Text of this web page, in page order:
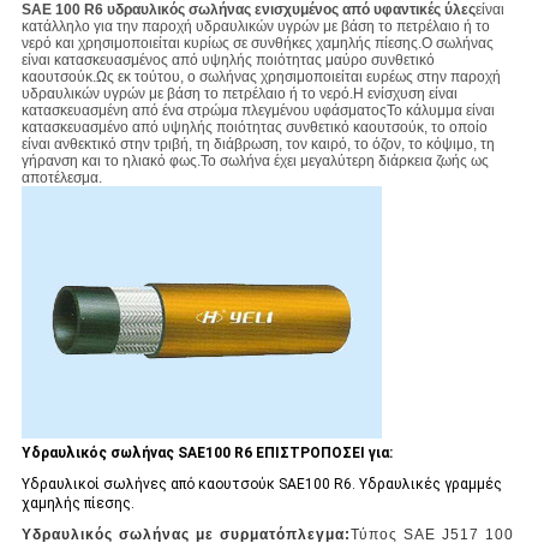
SAE 100 R6 υδραυλικός σωλήνας ενισχυμένος από υφαντικές ύλεςείναι
κατάλληλο για την παροχή υδραυλικών υγρών με βάση το πετρέλαιο ή το
νερό και χρησιμοποιείται κυρίως σε συνθήκες χαμηλής πίεσης.Ο σωλήνας
είναι κατασκευασμένος από υψηλής ποιότητας μαύρο συνθετικό
καουτσούκ.Ως εκ τούτου, ο σωλήνας χρησιμοποιείται ευρέως στην παροχή
υδραυλικών υγρών με βάση το πετρέλαιο ή το νερό.Η ενίσχυση είναι
κατασκευασμένη από ένα στρώμα πλεγμένου υφάσματοςΤο κάλυμμα είναι
κατασκευασμένο από υψηλής ποιότητας συνθετικό καουτσούκ, το οποίο
είναι ανθεκτικό στην τριβή, τη διάβρωση, τον καιρό, το όζον, το κόψιμο, τη
γήρανση και το ηλιακό φως.Το σωλήνα έχει μεγαλύτερη διάρκεια ζωής ως
αποτέλεσμα.
Υδραυλικός σωλήνας SAE100 R6 ΕΠΙΣΤΡΟΠΟΣΕΙ για:
Υδραυλικοί σωλήνες από καουτσούκ SAE100 R6. Υδραυλικές γραμμές
χαμηλής πίεσης.
Υδραυλικός σωλήνας με συρματόπλεγμα:Τύπος SAE J517 100